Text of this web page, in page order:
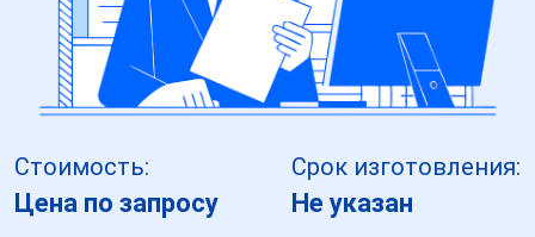
Стоимость:
Цена по запросу
Срок изготовления:
Не указан